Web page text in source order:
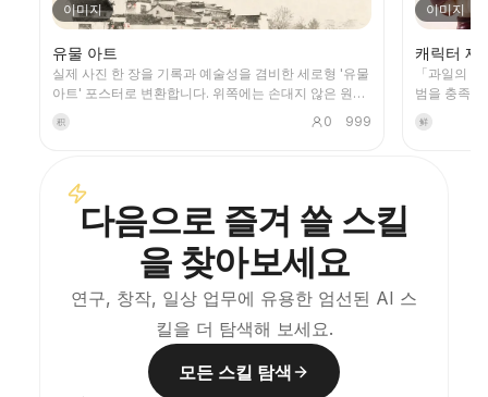
이미지
유물 아트
실제 사진 한 장을 기록과 예술성을 겸비한 세로형 '유물
아트' 포스터로 변환합니다. 위쪽에는 손대지 않은 원본
사진을 그대로 두고, 아래쪽에는 따뜻한 종이나 절제된
빛과 그림자가 어우러진 공간에 사진에서 비롯된 기억
가장자리, 여백의 컷, 드문드문한 선을 통해 건축, 도시,
수면, 도로, 인물의 스케일, 지평선, 빛과 그림자의 관계
를 추려내어, 축소판에서도 주체가 알아볼 수 있게 합니
다. 전체적으로 조용하고 절제된 현대 판화 같은 질감을
강조하며, 색상은 원본에서 추출하여 진한 파랑, 먹색,
회녹색, 돌색 또는 채도가 낮은 따뜻한 색을 중심으로 하
고, 적절한 경우 작은 따뜻한 색의 포인트를 더합니다.
제목은 보통 아주 작고 시적이며 전시 라벨처럼 유지하
여 본래 주제를 방해하지 않습니다. 미니멀 아트 포스터,
사진 유물 시리즈, 건축 및 도시 이미지 포스터, 추상 편
집 사진, 갤러리 느낌의 사진 커버, 그리고 틱톡 등 모바
积 0 999
이미지
캐릭터 제
「과일의
범을 충족
鲜
다음으로 즐겨 쓸 스킬
을 찾아보세요
연구, 창작, 일상 업무에 유용한 엄선된 AI 스
킬을 더 탐색해 보세요.
모든 스킬 탐색